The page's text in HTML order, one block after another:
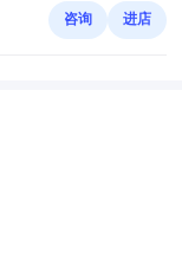
咨询 进店